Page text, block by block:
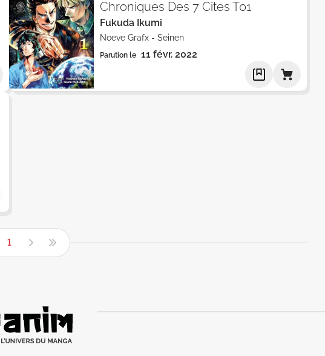
Chroniques Des 7 Cites T01
Fukuda Ikumi
Noeve Grafx - Seinen
Parution le 11 févr. 2022
1